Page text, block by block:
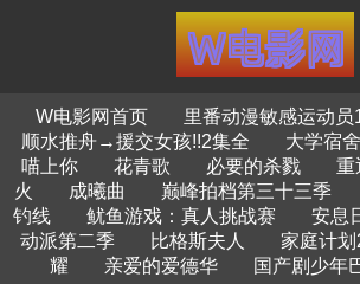
W电影网首页 里番动漫敏感运动员
顺水推舟→援交女孩!!2集全
大学宿
喵上你
花青歌 必要的杀戮 重
火
成曦曲 巅峰拍档第三十三季
钓线
鱿鱼游戏：真人挑战赛 安息
动派第二季
比格斯夫人 家庭计
耀
亲爱的爱德华 国产剧少年